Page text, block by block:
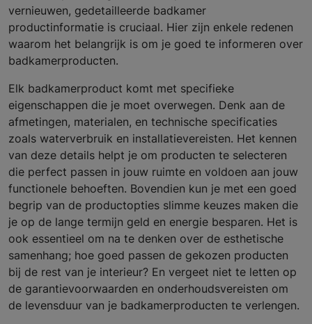
vernieuwen, gedetailleerde badkamer
productinformatie is cruciaal. Hier zijn enkele redenen
waarom het belangrijk is om je goed te informeren over
badkamerproducten.
Elk badkamerproduct komt met specifieke
eigenschappen die je moet overwegen. Denk aan de
afmetingen, materialen, en technische specificaties
zoals waterverbruik en installatievereisten. Het kennen
van deze details helpt je om producten te selecteren
die perfect passen in jouw ruimte en voldoen aan jouw
functionele behoeften. Bovendien kun je met een goed
begrip van de productopties slimme keuzes maken die
je op de lange termijn geld en energie besparen. Het is
ook essentieel om na te denken over de esthetische
samenhang; hoe goed passen de gekozen producten
bij de rest van je interieur? En vergeet niet te letten op
de garantievoorwaarden en onderhoudsvereisten om
de levensduur van je badkamerproducten te verlengen.